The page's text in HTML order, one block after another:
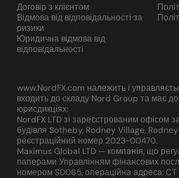
Договір з клієнтом
Відмова від відповідальності за
ризики
Юридична відмова від
відповідальності
www.NordFX.com належить і
входить до складу Nord Group та має
юрисдикціях:
NordFX LTD зі зареєстрованим офісом
будівля Sotheby, Rodney Village,
реєстраційний номер 2023-00470.
Maximus Global LTD — компанія, що
паперами Управлінням фінансових
номером SD065, операційна адреса: